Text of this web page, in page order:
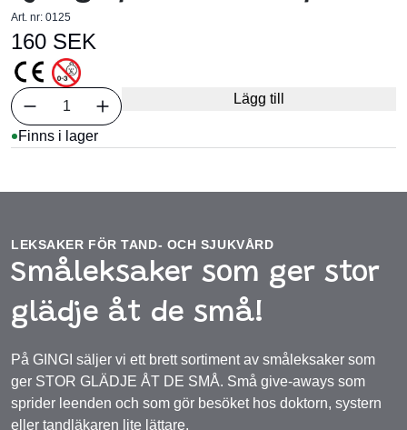
Art. nr: 0125
160 SEK
Välj antal
1 Lägg till
Finns i lager
LEKSAKER FÖR TAND- OCH SJUKVÅRD
Småleksaker som ger stor
glädje åt de små!
På GINGI säljer vi ett brett sortiment av småleksaker som
ger STOR GLÄDJE ÅT DE SMÅ. Små give-aways som
sprider leenden och som gör besöket hos doktorn, systern
eller tandläkaren lite lättare.